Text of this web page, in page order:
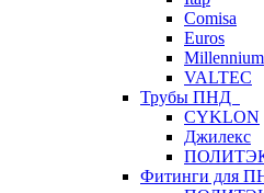
Comisa
Euros
Millennium
VALTEC
Трубы ПНД
CYKLON
Джилекс
Фитинги для